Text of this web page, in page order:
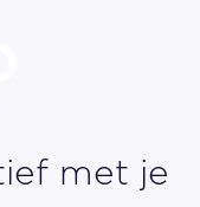
met je